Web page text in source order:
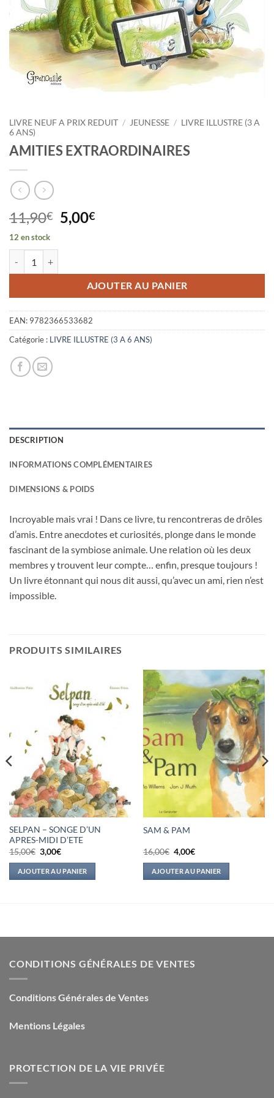
LIVRE NEUF A PRIX REDUIT / JEUNESSE / LIVRE ILLUSTRE (3 A
6 ANS)
AMITIES EXTRAORDINAIRES
11,90€
Le
prix
11,90€.
5,00€Le
5,00€.
12 en stock
AJOUTER AU PANIER
EAN: 9782366533682
Catégorie : LIVRE ILLUSTRE (3 A 6 ANS)
DESCRIPTION
INFORMATIONS COMPLÉMENTAIRES
DIMENSIONS & POIDS
Incroyable mais vrai ! Dans ce livre, tu rencontreras de drôles
d’amis. Entre anecdotes et curiosités, plonge dans le monde
fascinant de la symbiose animale. Une relation où les deux
membres y trouvent leur compte… enfin, presque toujours !
Un livre étonnant qui nous dit aussi, qu’avec un ami, rien n’est
impossible.
PRODUITS SIMILAIRES
SELPAN – SONGE D’UN
APRES-MIDI D’ETE
15,00€ Le
prix
initial
était :
15,00€.
3,00€Le
actuel
est :
3,00€.
AJOUTER AU PANIER
SAM & PAM
16,00€ Le
prix
initial
était :
16,00€.
4,00€Le
actuel
est :
4,00€.
AJOUTER AU PANIER
CONDITIONS GÉNÉRALES DE VENTES
Conditions Générales de Ventes
Mentions Légales
PROTECTION DE LA VIE PRIVÉE